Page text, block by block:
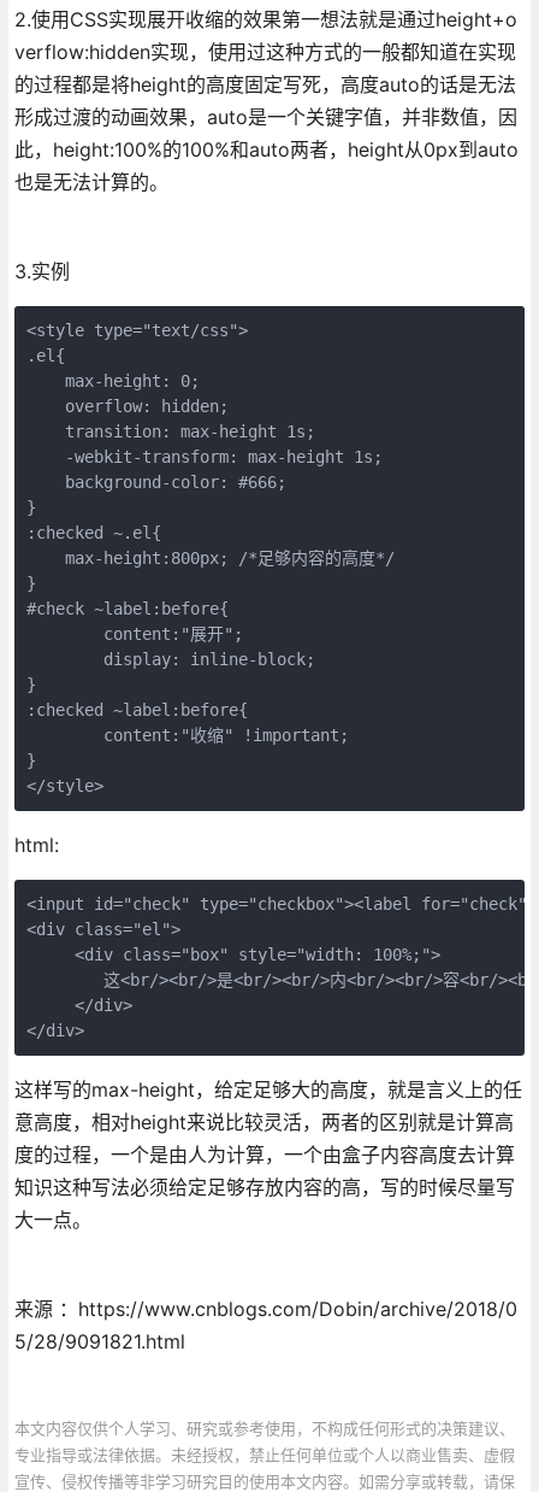
2.使用CSS实现展开收缩的效果第一想法就是通过height+o
verflow:hidden实现，使用过这种方式的一般都知道在实现
的过程都是将height的高度固定写死，高度auto的话是无法
形成过渡的动画效果，auto是一个关键字值，并非数值，因
此，height:100%的100%和auto两者，height从0px到auto
也是无法计算的。
3.实例
<style type="text/css">
.el{
    max-height: 0;
    overflow: hidden;
    transition: max-height 1s;
    -webkit-transform: max-height 1s;
    background-color: #666;
}
:checked ~.el{
    max-height:800px; /*足够内容的高度*/
}
#check ~label:before{
}
:checked ~label:before{
}
</style>
html:
<input id="check" type="checkbox"><label
<div class="el">
     <div class="box" style="width: 100%;">
     </div>
</div>
这样写的max-height，给定足够大的高度，就是言义上的任
意高度，相对height来说比较灵活，两者的区别就是计算高
度的过程，一个是由人为计算，一个由盒子内容高度去计算
知识这种写法必须给定足够存放内容的高，写的时候尽量写
大一点。
来源 ：https://www.cnblogs.com/Dobin/archive/2018/0
5/28/9091821.html
本文内容仅供个人学习、研究或参考使用，不构成任何形式的决策建议、
专业指导或法律依据。未经授权，禁止任何单位或个人以商业售卖、虚假
宣传、侵权传播等非学习研究目的使用本文内容。如需分享或转载，请保